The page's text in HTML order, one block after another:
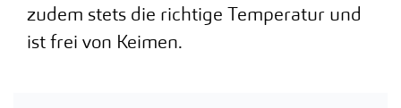
zudem stets die richtige Temperatur und
ist frei von Keimen.